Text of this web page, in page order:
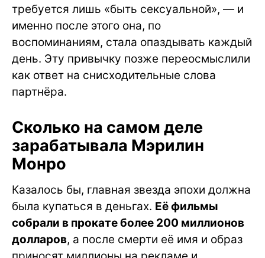
требуется лишь «быть сексуальной», — и
именно после этого она, по
воспоминаниям, стала опаздывать каждый
день. Эту привычку позже переосмыслили
как ответ на снисходительные слова
партнёра.
Сколько на самом деле
зарабатывала Мэрилин
Монро
Казалось бы, главная звезда эпохи должна
была купаться в деньгах. Её фильмы
собрали в прокате более 200 миллионов
долларов, а после смерти её имя и образ